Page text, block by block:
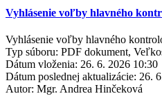
Vyhlásenie voľby hlavného
Vyhlásenie voľby hlavného
Typ súboru: PDF dokument,
Dátum vloženia: 26. 6. 2026 10:30
Dátum poslednej aktualizácie: 26.
Autor: Mgr. Andrea Hinčeková